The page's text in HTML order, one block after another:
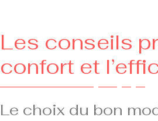
Les conseils
confort et
Le choix du bon